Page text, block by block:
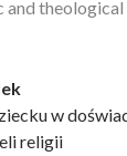
and
w
religii